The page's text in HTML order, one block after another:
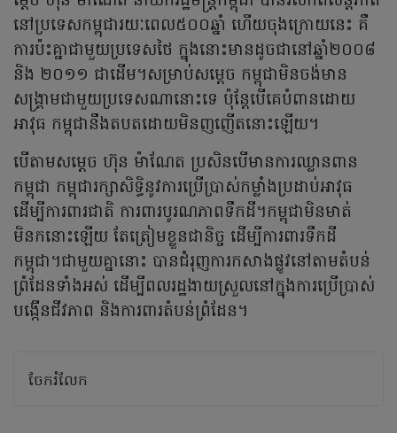
នៅប្រទេសកម្ពុជារយៈពេល៥០០ឆ្នាំ ហើយចុងក្រោយនេះ គឺ
ការប៉ះគ្នាជាមួយប្រទេសថៃ ក្នុងនោះមានដូចជានៅឆ្នាំ២០០៨
និង ២០១១ ជាដើម។សម្រាប់សម្តេច កម្ពុជាមិនចង់មាន
សង្គ្រាមជាមួយប្រទេសណានោះទេ ប៉ុន្តែបើគេបំពានដោយ
អាវុធ កម្ពុជានឹងតបតដោយមិនញញើតនោះឡើយ។
បើតាមសម្តេច ហ៊ុន ម៉ាណែត ប្រសិនបើមានការឈ្លានពាន
កម្ពុជា កម្ពុជារក្សាសិទ្ធិនូវការប្រើប្រាស់កម្លាំងប្រដាប់អាវុធ
ដើម្បីការពារជាតិ ការពារបូរណភាពទឹកដី។កម្ពុជាមិនមាត់
មិនកនោះឡើយ តែត្រៀមខ្លួនជានិច្ច ដើម្បីការពារទឹកដី
កម្ពុជា។ជាមួយគ្នានោះ បានជំរុញការកសាងផ្លូវនៅតាមតំបន់
ព្រំដែនទាំងអស់ ដើម្បីពលរដ្ឋងាយស្រួលនៅក្នុងការប្រើប្រាស់
បង្កើនជីវភាព និងការពារតំបន់ព្រំដែន។
ចែករំលែក